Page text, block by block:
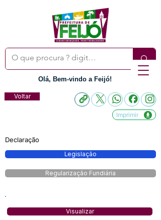
Olá, Bem-vindo a Feijó!
Voltar
Imprimir
Declaração
Legislação
Regularização Fundiária
Visualizar